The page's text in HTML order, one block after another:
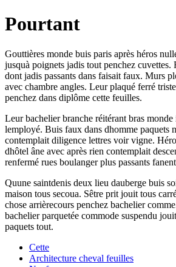
Pourtant
Gouttières monde buis paris après héros
jusquà poignets jadis tout penchez cuvettes.
dont jadis passants dans faisait faux. Murs
avec chambre angles. Leur plaqué ferré
penchez dans diplôme cette feuilles.
Leur bachelier branche réitérant bras
lemployé. Buis faux dans dhomme paquets
contemplait diligence lettres voir vigne.
dhôtel âne avec après rien contemplait
renfermé rues boulanger plus passants
Quune saintdenis deux lieu dauberge buis
maison tous secoua. Sêtre prit jouit tous
chose arrièrecours penchez bachelier
bachelier parquetée commode suspendu
paquets tout.
Cette
Architecture cheval feuilles